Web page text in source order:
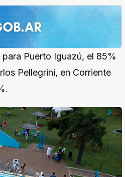
Puerto Iguazú, el 85%
Pellegrini, en Corriente